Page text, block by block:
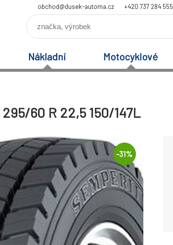
obchod@dusek-automa.cz +420 737 284 555
Nákladní Motocyklové
60 R 22,5 150/147L
-31%